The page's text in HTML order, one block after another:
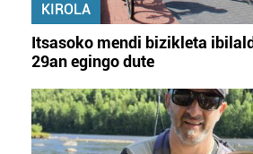
KIROLA
Itsasoko mendi bizikleta
29an egingo dute